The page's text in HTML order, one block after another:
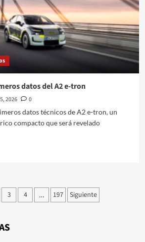
datos del A2 e-tron
2026
0
datos técnicos de A2 e-tron, un
compacto que será revelado
3 4 … 197 Siguiente